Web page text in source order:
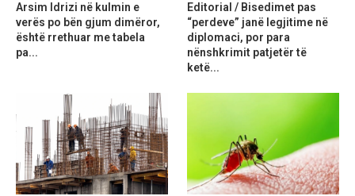
Arsim Idrizi në kulmin e
verës po bën gjum dimëror,
është rrethuar me tabela
pa...
Editorial / Bisedimet pas
“perdeve” janë legjitime në
diplomaci, por para
nënshkrimit patjetër të
ketë...